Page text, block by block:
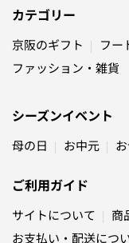
カテゴリー
京阪のギフト フー
ファッション・雑貨
シーズンイベント
母の日 お中元
ご利用ガイド
サイトについて 商
お支払い・配送につ